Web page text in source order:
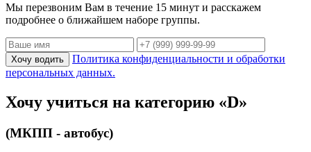
Мы перезвоним Вам в течение 15 минут и расскажем
подробнее о ближайшем наборе группы.
Хочу водить
Политика конфиденциальности и обработки
персональных данных.
Хочу учиться на категорию «D»
(МКПП - автобус)